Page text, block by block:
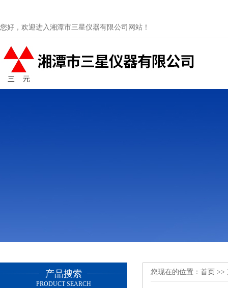
您好，欢迎进入湘潭市三星仪器有限公司网站！
产品搜索
PRODUCT SEARCH
您现在的位置： 首页 >>